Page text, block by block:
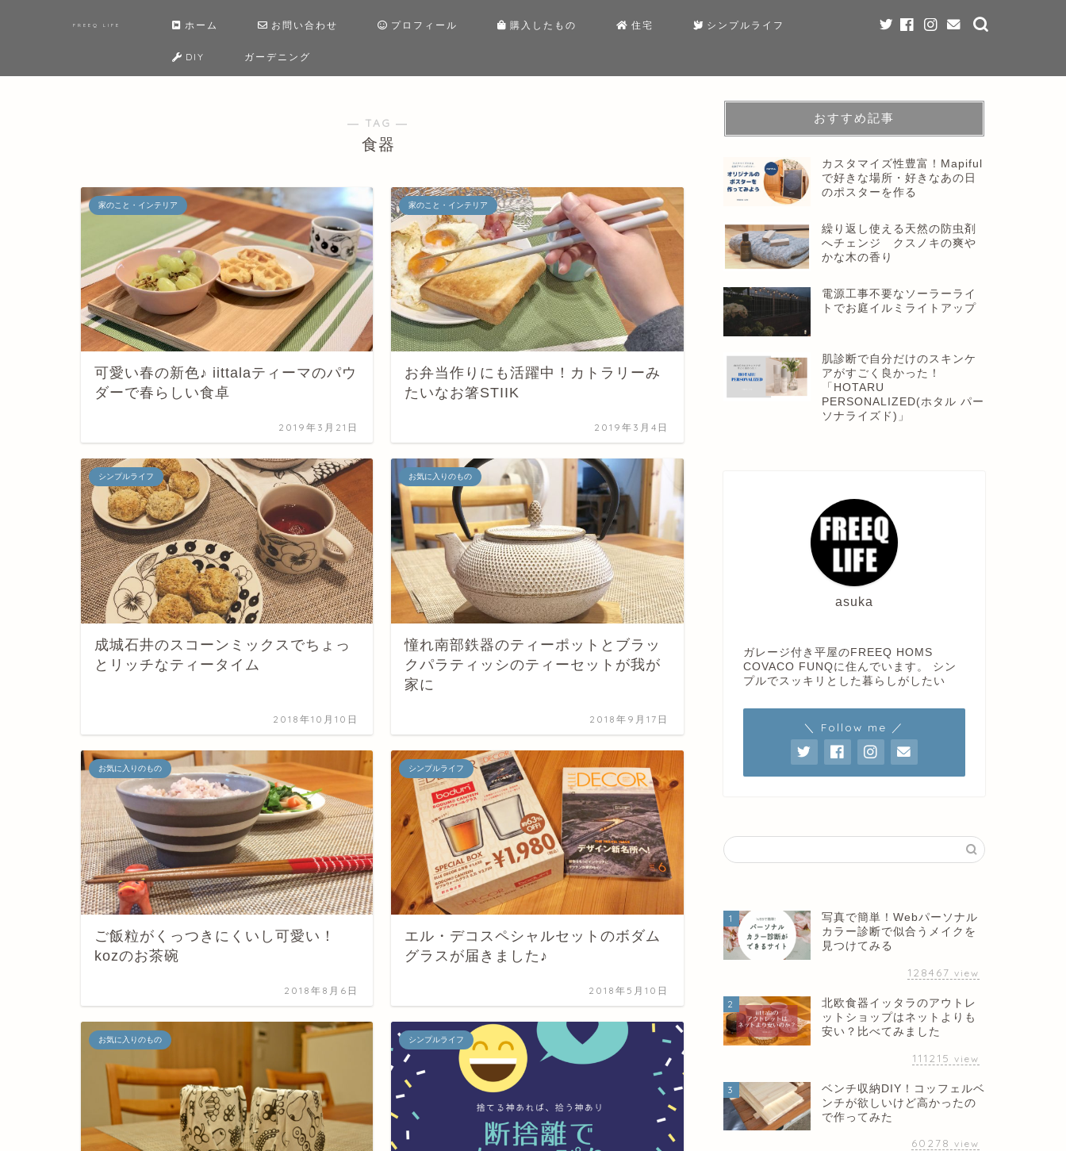
FREEQ LIFE ホーム お問い合わせ プロフィール 購入したもの 住宅 シンプルライフ
DIY ガーデニング
― TAG ―
食器
家のこと・インテリア
可愛い春の新色♪ iittalaティーマのパウ
ダーで春らしい食卓
2019年3月21日
家のこと・インテリア
お弁当作りにも活躍中！カトラリーみ
たいなお箸STIIK
2019年3月4日
シンプルライフ
成城石井のスコーンミックスでちょっ
とリッチなティータイム
2018年10月10日
お気に入りのもの
憧れ南部鉄器のティーポットとブラッ
クパラティッシのティーセットが我が
家に
2018年9月17日
お気に入りのもの
ご飯粒がくっつきにくいし可愛い！
kozのお茶碗
2018年8月6日
シンプルライフ
エル・デコスペシャルセットのボダム
グラスが届きました♪
2018年5月10日
お気に入りのもの シンプルライフ
おすすめ記事
カスタマイズ性豊富！Mapiful
で好きな場所・好きなあの日
のポスターを作る
繰り返し使える天然の防虫剤
へチェンジ クスノキの爽や
かな木の香り
電源工事不要なソーラーライ
トでお庭イルミライトアップ
肌診断で自分だけのスキンケ
アがすごく良かった！
「HOTARU
PERSONALIZED(ホタル パー
ソナライズド)」
asuka
ガレージ付き平屋のFREEQ HOMS
COVACO FUNQに住んでいます。 シン
プルでスッキリとした暮らしがしたい
＼ Follow me ／
1
写真で簡単！Webパーソナル
カラー診断で似合うメイクを
見つけてみる
128467 view
2
北欧食器イッタラのアウトレ
ットショップはネットよりも
安い？比べてみました
111215 view
3
ベンチ収納DIY！コッフェルベ
ンチが欲しいけど高かったの
で作ってみた
60278 view